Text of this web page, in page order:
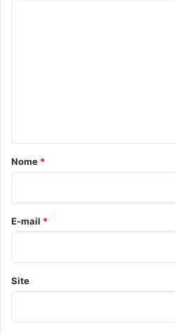
r
o
*
Nome *
E-mail *
Site